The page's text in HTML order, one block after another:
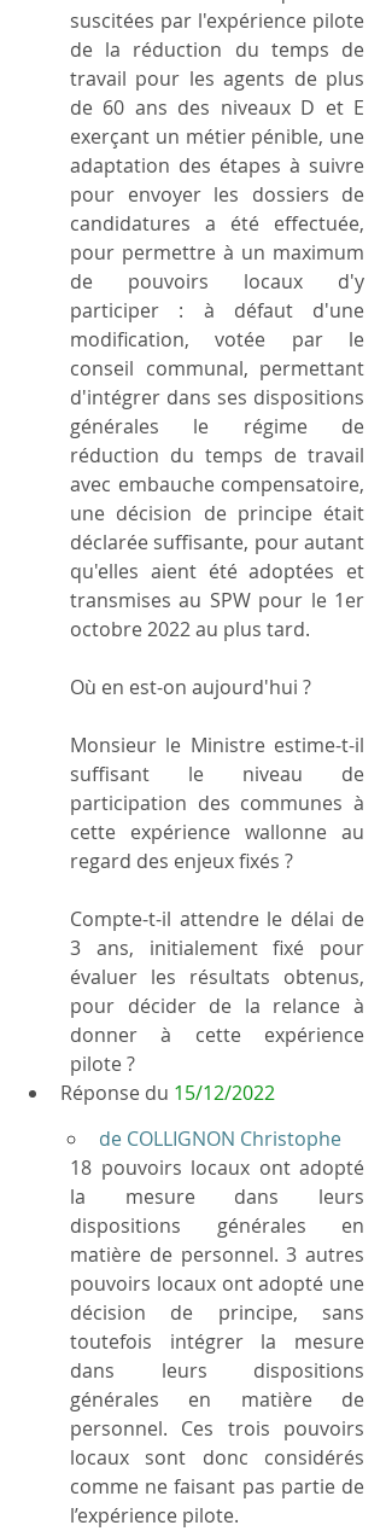
suscitées par l'expérience pilote
de la réduction du temps de
travail pour les agents de plus
de 60 ans des niveaux D et E
exerçant un métier pénible, une
adaptation des étapes à suivre
pour envoyer les dossiers de
candidatures a été effectuée,
pour permettre à un maximum
de pouvoirs locaux d'y
participer : à défaut d'une
modification, votée par le
conseil communal, permettant
d'intégrer dans ses dispositions
générales le régime de
réduction du temps de travail
avec embauche compensatoire,
une décision de principe était
déclarée suffisante, pour autant
qu'elles aient été adoptées et
transmises au SPW pour le 1er
octobre 2022 au plus tard.
Où en est-on aujourd'hui ?
Monsieur le Ministre estime-t-il
suffisant le niveau de
participation des communes à
cette expérience wallonne au
regard des enjeux fixés ?
Compte-t-il attendre le délai de
3 ans, initialement fixé pour
évaluer les résultats obtenus,
pour décider de la relance à
donner à cette expérience
pilote ?
Réponse du 15/12/2022
de COLLIGNON Christophe
18 pouvoirs locaux ont adopté
la mesure dans leurs
dispositions générales en
matière de personnel. 3 autres
pouvoirs locaux ont adopté une
décision de principe, sans
toutefois intégrer la mesure
dans leurs dispositions
générales en matière de
personnel. Ces trois pouvoirs
locaux sont donc considérés
comme ne faisant pas partie de
l’expérience pilote.